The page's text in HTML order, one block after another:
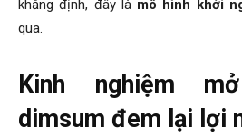
khẳng định, đây là mô hình khởi
qua.
Kinh nghiệm
dimsum đem lại lợi